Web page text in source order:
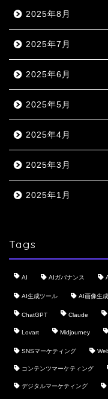
2025年8月
2025年7月
2025年6月
2025年5月
2025年4月
2025年3月
2025年1月
Tags
AI AIガバナンス
AI生成ツール AI画像生成
ChatGPT Claude
Lovart Midjourney
SNSマーケティング
コンテンツマーケティング
デジタルマーケティング